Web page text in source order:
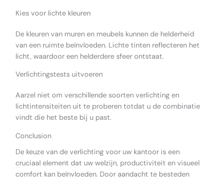
Kies voor lichte kleuren
De kleuren van muren en meubels kunnen de helderheid
van een ruimte beïnvloeden. Lichte tinten reflecteren het
licht, waardoor een helderdere sfeer ontstaat.
Verlichtingstests uitvoeren
Aarzel niet om verschillende soorten verlichting en
lichtintensiteiten uit te proberen totdat u de combinatie
vindt die het beste bij u past.
Conclusion
De keuze van de verlichting voor uw kantoor is een
cruciaal element dat uw welzijn, productiviteit en visueel
comfort kan beïnvloeden. Door aandacht te besteden